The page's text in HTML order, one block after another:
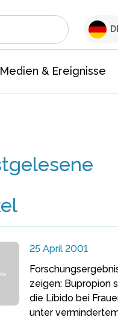
Medien & Ereignisse
25 April 2001
zeigen: Bupropion
die Libido bei
unter